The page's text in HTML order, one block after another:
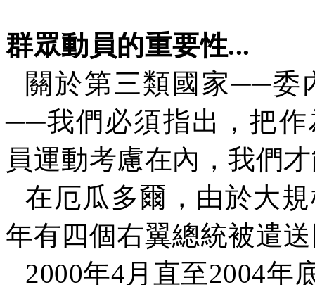
群眾動員的重要性...
關於第三類國家──委
──我們必須指出，把
員運動考慮在內，我們
在厄瓜多爾，由於大
年有四個右翼總統被遣
2000年4月直至2004年